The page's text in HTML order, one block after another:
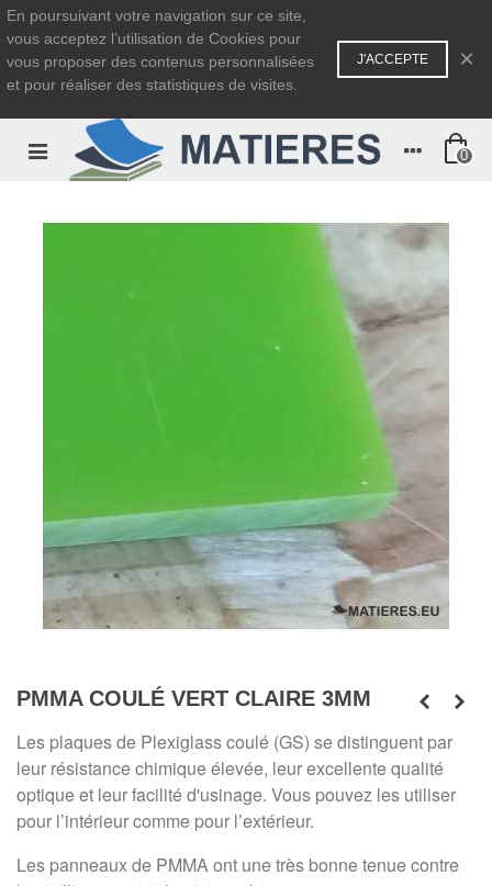
En poursuivant votre navigation sur ce site,
vous acceptez l’utilisation de Cookies pour
vous proposer des contenus personnalisées
et pour réaliser des statistiques de visites.
J'ACCEPTE ×
0
PMMA COULÉ VERT CLAIRE 3MM
Les plaques de Plexiglass coulé (GS) se distinguent par
leur résistance chimique élevée, leur excellente qualité
optique et leur facilité d'usinage. Vous pouvez les utiliser
pour l’intérieur comme pour l’extérieur.
Les panneaux de PMMA ont une très bonne tenue contre